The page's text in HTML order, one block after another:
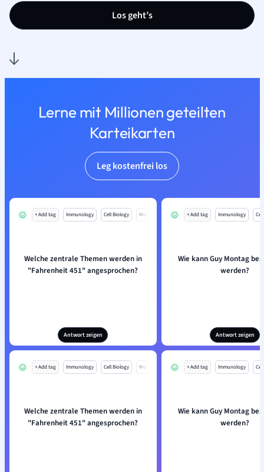
Los geht’s
Lerne mit Millionen geteilten
Karteikarten
Leg kostenfrei los
+ Add tag Immunology Cell Biology Mo
Welche zentrale Themen werden in
"Fahrenheit 451" angesprochen?
Antwort zeigen
+ Add tag Immunology
Wie kann Guy Montag
werden?
Antwort zeigen
+ Add tag Immunology Cell Biology Mo
Welche zentrale Themen werden in
"Fahrenheit 451" angesprochen?
+ Add tag Immunology
Wie kann Guy Montag
werden?